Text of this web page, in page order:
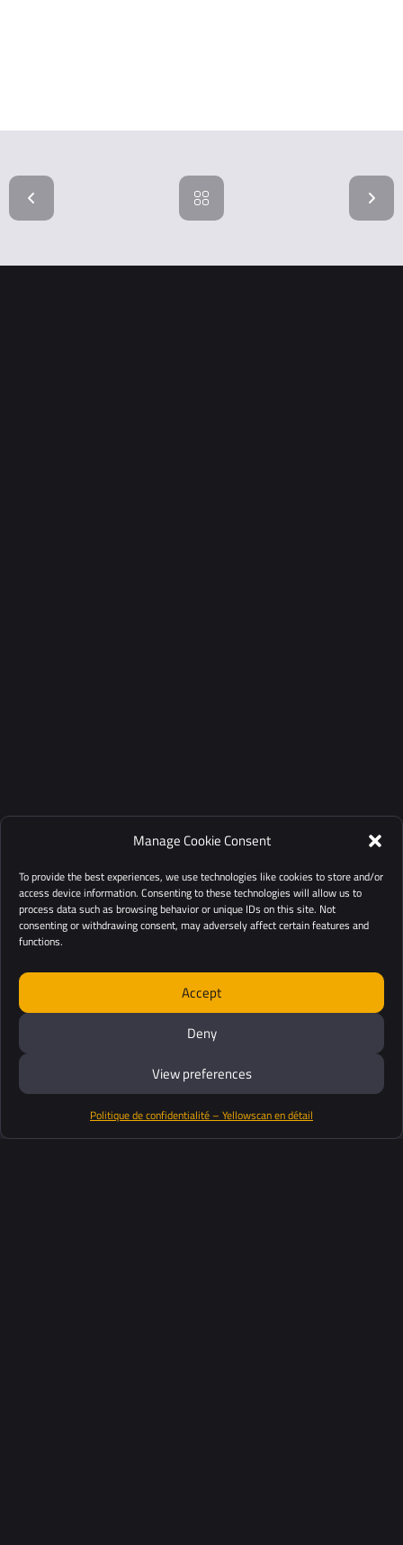
Manage Cookie Consent
To provide the best experiences, we use technologies like cookies to store and/or
access device information. Consenting to these technologies will allow us to
process data such as browsing behavior or unique IDs on this site. Not
consenting or withdrawing consent, may adversely affect certain features and
functions.
Accept
Deny
View preferences
Politique de confidentialité – Yellowscan en détail